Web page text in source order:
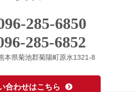
285-6850
285-6852
本県菊池郡菊陽町原水1321-8
合わせはこちら